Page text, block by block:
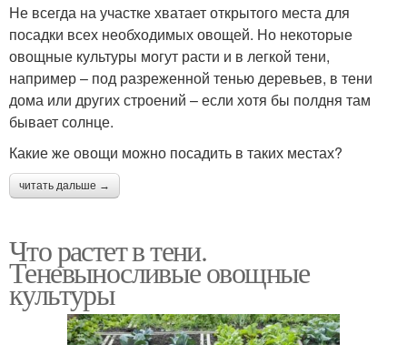
Не всегда на участке хватает открытого места для
посадки всех необходимых овощей. Но некоторые
овощные культуры могут расти и в легкой тени,
например – под разреженной тенью деревьев, в тени
дома или других строений – если хотя бы полдня там
бывает солнце.
Какие же овощи можно посадить в таких местах?
читать дальше →
Что растет в тени.
Теневыносливые овощные
культуры